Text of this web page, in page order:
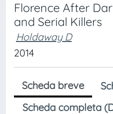
Florence After
and Serial Killers
Holdaway D
2014
Scheda breve
Scheda completa